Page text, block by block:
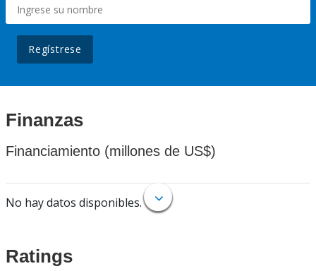
Regístrese
Finanzas
Financiamiento (millones de US$)
No hay datos disponibles.
Ratings